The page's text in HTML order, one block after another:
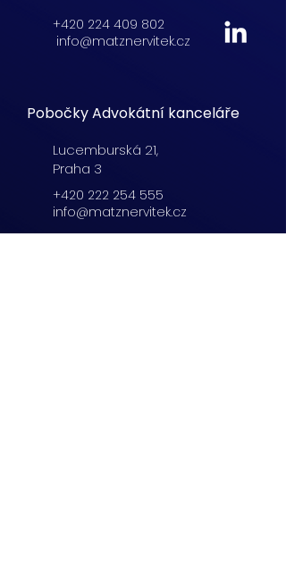
+420 224 409 802
info@matznervitek.cz
Pobočky Advokátní kanceláře
Lucemburská 21,
Praha 3
+420 222 254 555
info@matznervitek.cz